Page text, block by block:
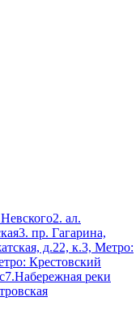
2. ал.
3. пр. Гагарина,
д.22, к.3, Метро:
Крестовский
7.Набережная реки